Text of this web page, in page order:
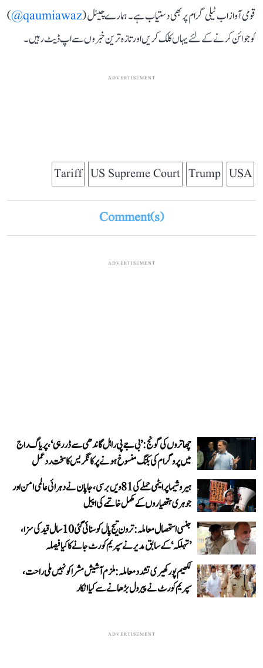
قومی آواز اب ٹیلی گرام پر بھی دستیاب ہے۔ ہمارے چینل (qaumiawaz@
)
کو جوائن کرنے کے لئے یہاں کلک کریں اور تازہ ترین خبروں سے اپ ڈیٹ رہیں۔
ADVERTISEMENT
USA
Trump
US Supreme Court
Tariff
Comment(s)
ADVERTISEMENT
چھاتروں کی گونج: ’بی جے پی راہل گاندھی سے ڈر رہی‘، پریاگ راج
میں پروگرام کی بکنگ منسوخ ہونے پر کانگریس کا سخت ردعمل
ہیروشیما پر ایٹمی حملے کی 81ویں برسی، جاپان نے دہرائی عالمی امن اور
جوہری ہتھیاروں کے مکمل خاتمے کی اپیل
جنسی استحصال معاملہ: ترون تیج پال کو سنائی گئی 10 سال قید کی سزا،
’تہلکہ‘ کے سابق مدیر نے سپریم کورٹ جانے کا کیا فیصلہ
لکھیم پور کھیری تشدد معاملہ: ملزم آشیش مشرا کو نہیں ملی راحت،
سپریم کورٹ نے پیرول بڑھانے سے کیا انکار
ADVERTISEMENT